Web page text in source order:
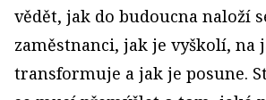
vědět, jak do budoucna naloží
zaměstnanci, jak je vyškolí, na
transformuje a jak je posune.